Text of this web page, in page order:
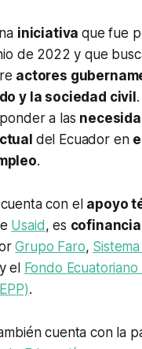
iniciativaque fue
de 2022 y que
actores
y la sociedad civil
a las
del Ecuador en
.
con el apoyo
Usaid , es
Grupo Faro,
y el
Fondo
.
cuenta con la